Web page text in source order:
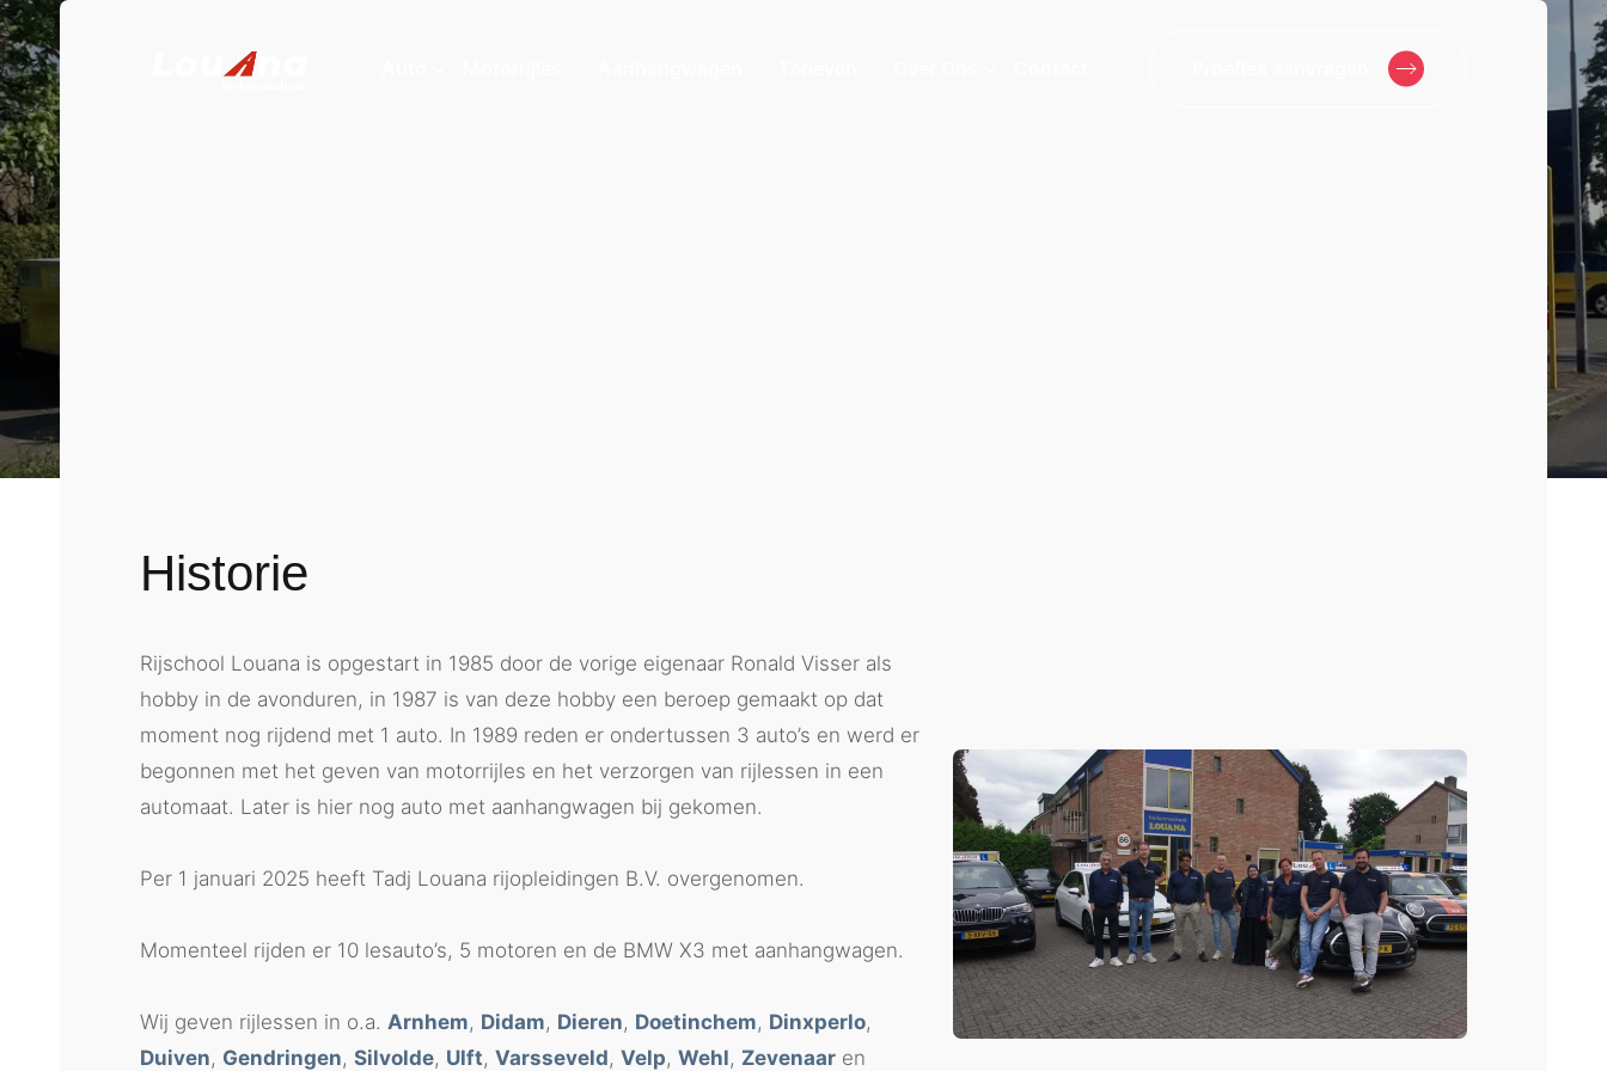
Over ons
Historie
Rijschool Louana is opgestart in 1985 door de vorige eigenaar Ronald Visser als
hobby in de avonduren, in 1987 is van deze hobby een beroep gemaakt op dat
moment nog rijdend met 1 auto. In 1989 reden er ondertussen 3 auto’s en werd er
begonnen met het geven van motorrijles en het verzorgen van rijlessen in een
automaat. Later is hier nog auto met aanhangwagen bij gekomen.
Per 1 januari 2025 heeft Tadj Louana rijopleidingen B.V. overgenomen.
Momenteel rijden er 10 lesauto’s, 5 motoren en de BMW X3 met aanhangwagen.
Wij geven rijlessen in o.a. Arnhem, Didam, Dieren, Doetinchem, Dinxperlo,
Duiven, Gendringen, Silvolde, Ulft, Varsseveld, Velp, Wehl, Zevenaar en